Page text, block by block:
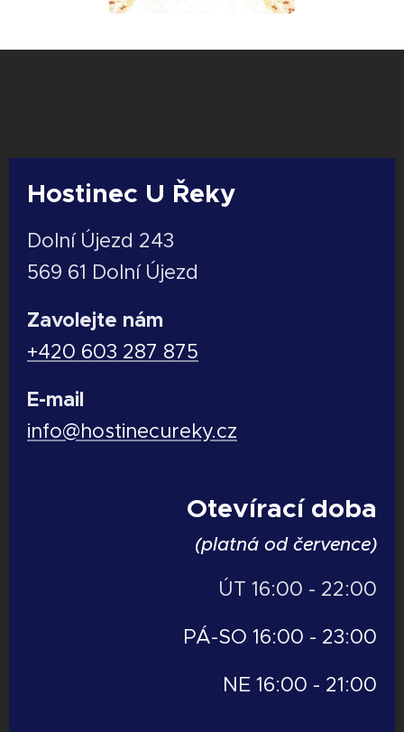
Hostinec U Řeky
Dolní Újezd 243
569 61 Dolní Újezd
Zavolejte nám
+420 603 287 875
E-mail
info@hostinecureky.cz
Otevírací doba
(platná od července)
ÚT 16:00 - 22:00
PÁ-SO 16:00 - 23:00
NE 16:00 - 21:00